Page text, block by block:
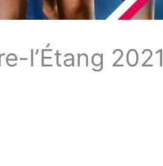
l’Étang 2021